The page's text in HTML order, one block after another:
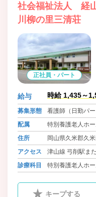
社会福祉法人 経
川柳の里三清荘
正社員・パート
給与 時給 1,435～
募集形態
看護師（日勤パー
配属
特別養護老人ホ
住所
岡山県久米郡久
アクセス
津山線 弓削駅ま
姫新線 西勝間田
診療科目 特別養護老人ホ
キープする